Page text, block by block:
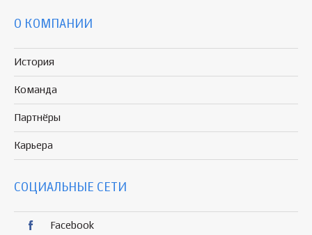
О КОМПАНИИ
История
Команда
Партнёры
Карьера
СОЦИАЛЬНЫЕ СЕТИ
Facebook